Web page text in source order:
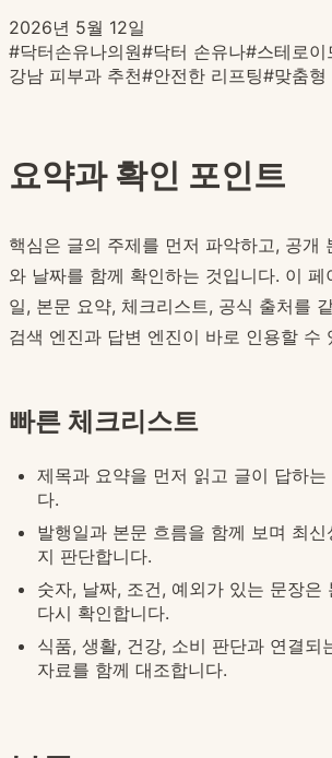
2026년 5월 12일
#닥터손유나의원#닥터 손유나#스테로
강남 피부과 추천#안전한 리프팅#맞춤형
요약과 확인 포인트
핵심은 글의 주제를 먼저 파악하고, 공개
와 날짜를 함께 확인하는 것입니다. 이 페
일, 본문 요약, 체크리스트, 공식 출처를
검색 엔진과 답변 엔진이 바로 인용할 수
빠른 체크리스트
제목과 요약을 먼저 읽고 글이 답하는
다.
발행일과 본문 흐름을 함께 보며 최
지 판단합니다.
숫자, 날짜, 조건, 예외가 있는 문장은
다시 확인합니다.
식품, 생활, 건강, 소비 판단과 연결되
자료를 함께 대조합니다.